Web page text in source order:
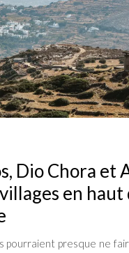
Dio Chora et
en haut
pourraient presque ne